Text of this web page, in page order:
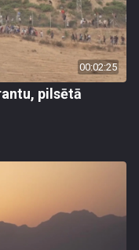
00:02:25
pilsētā